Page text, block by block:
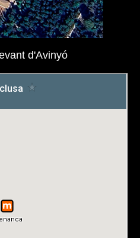
d'Avinyó